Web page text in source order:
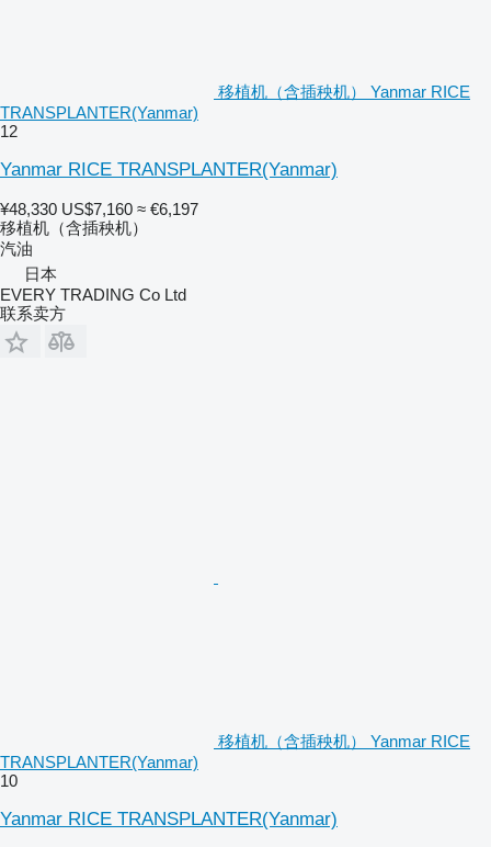
移植机（含插秧机） Yanmar RICE
TRANSPLANTER(Yanmar)
12
Yanmar RICE TRANSPLANTER(Yanmar)
¥48,330 US$7,160 ≈ €6,197
移植机（含插秧机）
汽油
日本
EVERY TRADING Co Ltd
联系卖方
移植机（含插秧机） Yanmar RICE
TRANSPLANTER(Yanmar)
10
Yanmar RICE TRANSPLANTER(Yanmar)